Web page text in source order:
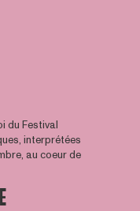
du Festival
interprétées
au coeur de